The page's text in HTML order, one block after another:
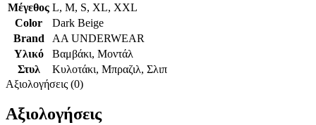
Μέγεθος L, M, S, XL, XXL
Color
Dark Beige
Brand
AA UNDERWEAR
Υλικό
Βαμβάκι, Μοντάλ
Στυλ
Κυλοτάκι, Μπραζιλ, Σλιπ
Αξιολογήσεις (0)
Αξιολογήσεις